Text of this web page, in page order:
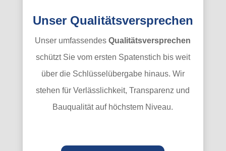
Unser Qualitätsversprechen
Unser umfassendesQualitätsversprechen
schützt Sie vom ersten Spatenstich bis weit
über die Schlüsselübergabe hinaus. Wir
stehen für Verlässlichkeit, Transparenz und
Bauqualität auf höchstem Niveau.